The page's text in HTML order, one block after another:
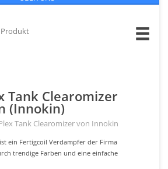
Tank Clearomizer
(Innokin)
Tank Clearomizer von Innokin
ein Fertigcoil Verdampfer der Firma
trendige Farben und eine einfache